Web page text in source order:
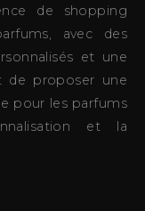
de shopping
avec des
et une
de proposer une
pour les parfums
et la